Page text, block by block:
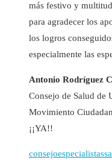
más festivo y
para agradecer los
los logros
especialmente las
Antonio Rodríguez
Consejo de Salud de
Movimiento
¡¡YA!!
consejoespecialistas